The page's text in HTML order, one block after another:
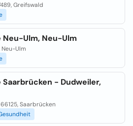
Greifswald
Ulm, Neu-Ulm
Neu-Ulm
- Dudweiler,
Saarbrücken